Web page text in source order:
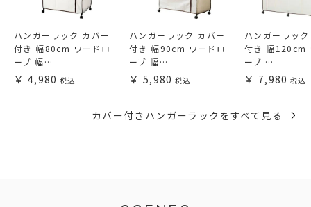
ハンガーラック カバー
付き 幅80cm ワードロ
ーブ 幅…
4,980
ハンガーラック カバー
付き 幅90cm ワードロ
ーブ 幅…
5,980
ハンガーラッ
付き 幅120cm
ーブ …
7,980
カバー付きハンガーラックをすべて見る